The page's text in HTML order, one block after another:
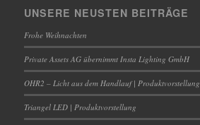
UNSERE NEUSTEN BEITRÄGE
Frohe Weihnachten
Private Assets AG übernimmt Insta Lighting GmbH
OHR2 – Licht aus dem Handlauf | Produktvorstellung
Triangel LED | Produktvorstellung